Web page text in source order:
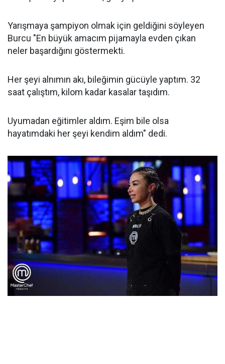
Yarışmaya şampiyon olmak için geldiğini söyleyen
Burcu "En büyük amacım pijamayla evden çıkan
neler başardığını göstermekti.
Her şeyi alnımın akı, bileğimin gücüyle yaptım. 32
saat çalıştım, kilom kadar kasalar taşıdım.
Uyumadan eğitimler aldım. Eşim bile olsa
hayatımdaki her şeyi kendim aldım" dedi.